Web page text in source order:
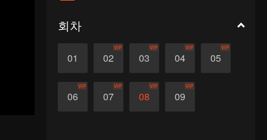
회차
01 02
VIP
03
VIP
04
VIP
05
VIP
06
VIP
07
VIP
08
VIP
09
VIP